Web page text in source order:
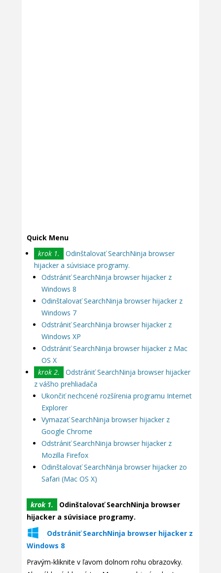
Quick Menu
krok 1.
Odinštalovať SearchNinja browser
hijacker a súvisiace programy.
Odstrániť SearchNinja browser hijacker z
Windows 8
Odinštalovať SearchNinja browser hijacker z
Windows 7
Odstrániť SearchNinja browser hijacker z
Windows XP
Odstrániť SearchNinja browser hijacker z Mac
OS X
krok 2.
Odstrániť SearchNinja browser hijacker
z vášho prehliadača
Ukončiť nechcené rozšírenia programu Internet
Explorer
Vymazať SearchNinja browser hijacker z
Google Chrome
Odstrániť SearchNinja browser hijacker z
Mozilla Firefox
Odinštalovať SearchNinja browser hijacker zo
Safari (Mac OS X)
krok 1.
Odinštalovať SearchNinja browser
hijacker a súvisiace programy.
Odstrániť SearchNinja browser hijacker z
Windows 8
Pravým-kliknite v ľavom dolnom rohu obrazovky.